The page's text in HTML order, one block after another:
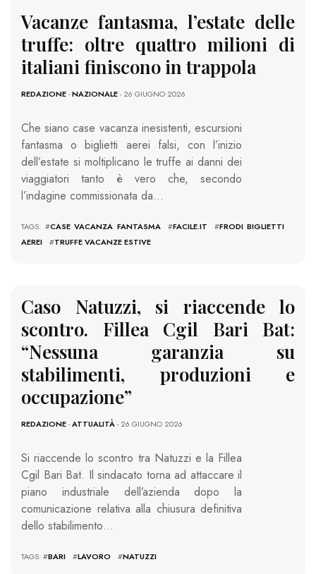
Vacanze fantasma, l’estate delle
truffe: oltre quattro milioni di
italiani finiscono in trappola
REDAZIONE-NAZIONALE- 26 GIUGNO 2026
Che siano case vacanza inesistenti, escursioni
fantasma o biglietti aerei falsi, con l’inizio
dell’estate si moltiplicano le truffe ai danni dei
viaggiatori tanto è vero che, secondo
l’indagine commissionata da…
TAGS: #CASE VACANZA FANTASMA #FACILE.IT #FRODI BIGLIETTI
AEREI
#TRUFFE VACANZE ESTIVE
Caso Natuzzi, si riaccende lo
scontro. Fillea Cgil Bari Bat:
“Nessuna garanzia su
stabilimenti, produzioni e
occupazione”
REDAZIONE-ATTUALITÀ- 26 GIUGNO 2026
Si riaccende lo scontro tra Natuzzi e la Fillea
Cgil Bari Bat. Il sindacato torna ad attaccare il
piano industriale dell’azienda dopo la
comunicazione relativa alla chiusura definitiva
dello stabilimento…
TAGS: #BARI #LAVORO #NATUZZI